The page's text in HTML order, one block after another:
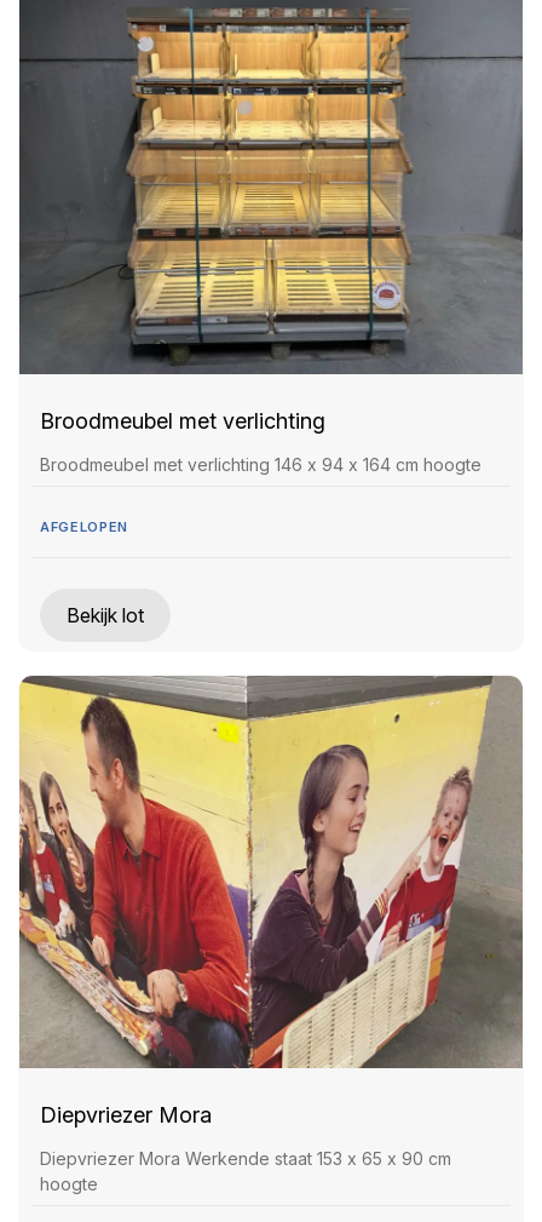
Broodmeubel met verlichting
Broodmeubel met verlichting 146 x 94 x 164 cm hoogte
AFGELOPEN
Bekijk lot
Diepvriezer Mora
Diepvriezer Mora Werkende staat 153 x 65 x 90 cm
hoogte